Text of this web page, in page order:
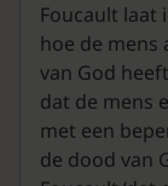
Foucault laat
hoe de mens
van God
dat de mens
met een
de dood van